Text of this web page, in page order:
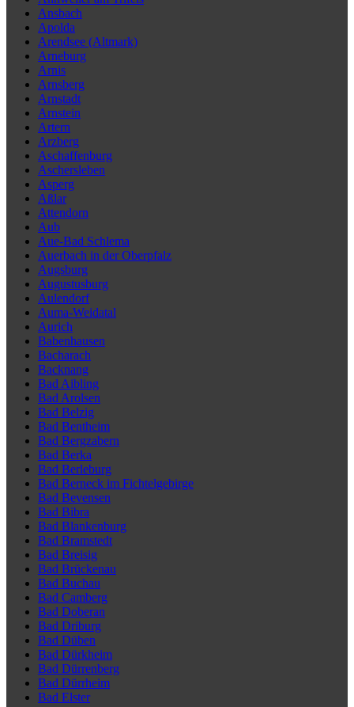
Ansbach
Apolda
Arendsee (Altmark)
Arneburg
Arnis
Arnsberg
Arnstadt
Arnstein
Artern
Arzberg
Aschaffenburg
Aschersleben
Asperg
Aßlar
Attendorn
Aub
Aue-Bad Schlema
Auerbach in der Oberpfalz
Augsburg
Augustusburg
Aulendorf
Auma-Weidatal
Aurich
Babenhausen
Bacharach
Backnang
Bad Aibling
Bad Arolsen
Bad Belzig
Bad Bentheim
Bad Bergzabern
Bad Berka
Bad Berleburg
Bad Berneck im Fichtelgebirge
Bad Bevensen
Bad Bibra
Bad Blankenburg
Bad Bramstedt
Bad Breisig
Bad Brückenau
Bad Buchau
Bad Camberg
Bad Doberan
Bad Driburg
Bad Düben
Bad Dürkheim
Bad Dürrenberg
Bad Dürrheim
Bad Elster